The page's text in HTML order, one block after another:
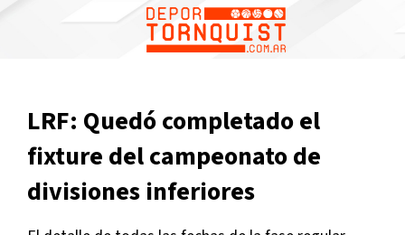
LRF: Quedó completado el
fixture del campeonato de
divisiones inferiores